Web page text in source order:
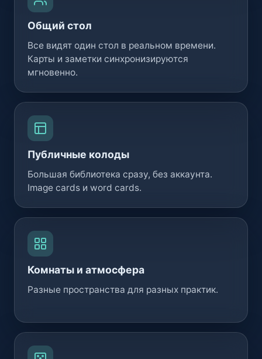
Общий стол
Все видят один стол в реальном времени.
Карты и заметки синхронизируются
мгновенно.
Публичные колоды
Большая библиотека сразу, без аккаунта.
Image cards и word cards.
Комнаты и атмосфера
Разные пространства для разных практик.